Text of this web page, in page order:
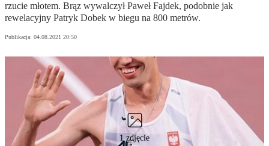
rzucie młotem. Brąz wywalczył Paweł Fajdek, podobnie jak
rewelacyjny Patryk Dobek w biegu na 800 metrów.
Publikacja: 04.08.2021 20:50
1 zdjęcie